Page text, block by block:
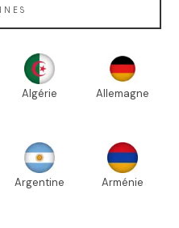
Algérie Allemagne
Argentine Arménie